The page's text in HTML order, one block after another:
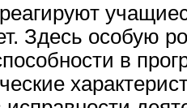
Здесь особую
в